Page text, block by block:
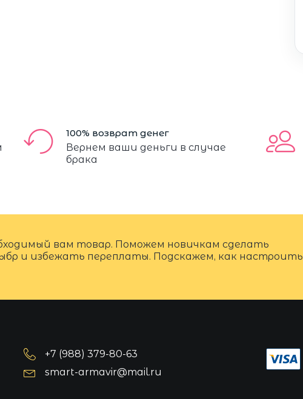
100% возврат денег
Вернем ваши деньги в случае
брака
вам товар. Поможем новичкам сделать
и избежать переплаты. Подскажем, как настроить
+7 (988) 379-80-63
smart-armavir@mail.ru